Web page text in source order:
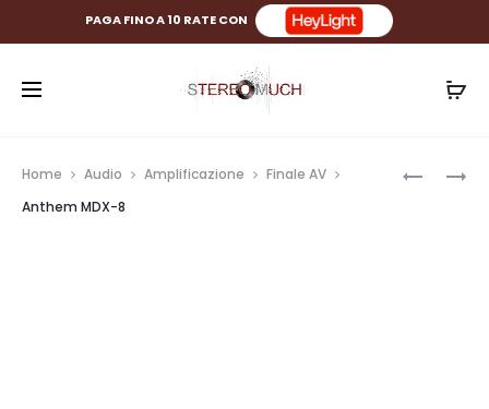
PAGA FINO A 10 RATE CON
ANTHEM
ANTHEM
Home Audio Amplificazione
Finale AV
Anthem MDX-8